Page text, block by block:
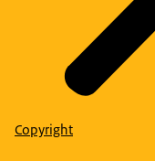
Copyright